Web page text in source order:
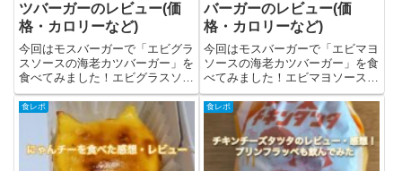
ツバーガーのレビュー(価
格・カロリーなど)
今回はモスバーガーで「エビグラ
スソースの海老カツバーガー」を
食べてみました！エビグラスソー
スの海老カツバーガーの情報をま
とめた後にレビュー(感想)をして
いきます。今回もモスバーガーで
買って、持ち帰って食べてみまし
た。エビグラスソースの海老カ...
バーガーのレビュー(価
格・カロリーなど)
今回はモスバーガーで「エビマヨ
ソースの海老カツバーガー」を食
べてみました！エビマヨソースの
海老カツバーガーの情報をまとめ
た後にレビュー(感想)をしていき
ます。エビグラスソースに引き続
き、今回もモスバーガーで買っ
て、持ち帰って食べてみまし
た。...
食レポ 食レポ